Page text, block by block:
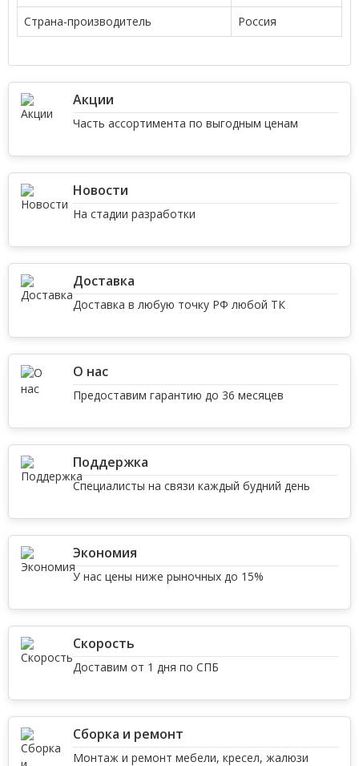
Страна-производитель
Россия
Акции
Часть ассортимента по выгодным ценам
Новости
На стадии разработки
Доставка
Доставка в любую точку РФ любой ТК
О нас
Предоставим гарантию до 36 месяцев
Поддержка
Специалисты на связи каждый будний день
Экономия
У нас цены ниже рыночных до 15%
Скорость
Доставим от 1 дня по СПБ
Сборка и ремонт
Монтаж и ремонт мебели, кресел, жалюзи